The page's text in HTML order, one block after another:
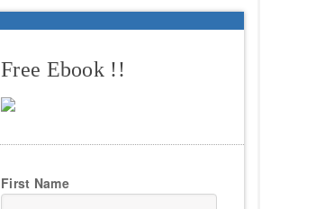
Free Ebook !!
First Name